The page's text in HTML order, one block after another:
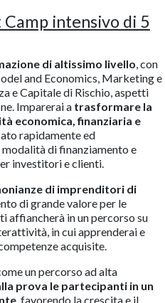
Camp intensivo di 5
di altissimo livello , con
and Economics, Marketing e
e Capitale di Rischio, aspetti
Imparerai a trasformare la
economica, finanziaria e
rapidamente ed
di finanziamento e
investitori e clienti.
di imprenditori di
di grande valore per le
affiancherà in un percorso su
in cui apprenderai e
acquisite.
un percorso ad alta
prova le partecipanti in un
, favorendo la crescita e il